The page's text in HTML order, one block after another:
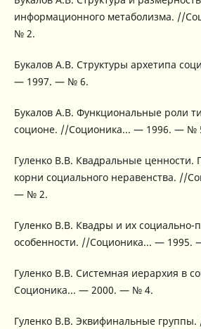
информационного метаболизма. //
№ 2.
Букалов А.В. Структуры архетипа
— 1997. — № 6.
Букалов А.В. Функциональные роли
соционе. //Соционика... — 1996. — №
Гуленко В.В. Квадральные ценности.
корни социального неравенства. //
— № 2.
Гуленко В.В. Квадры и их социально-
особенности. //Соционика... — 1995.
Гуленко В.В. Системная иерархия в
Соционика... — 2000. — № 4.
Гуленко В.В. Эквифинальные